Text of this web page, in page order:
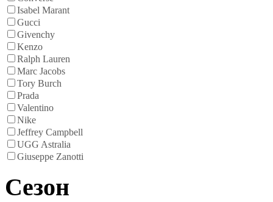
Isabel Marant
Gucci
Givenchy
Kenzo
Ralph Lauren
Marc Jacobs
Tory Burch
Prada
Valentino
Nike
Jeffrey Campbell
UGG Astralia
Giuseppe Zanotti
Сезон